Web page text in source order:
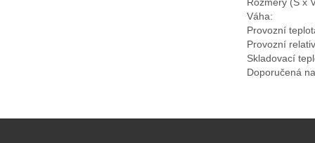
Rozměry (Š x
Váha:
Provozní
Provozní
Skladovací
Doporučená